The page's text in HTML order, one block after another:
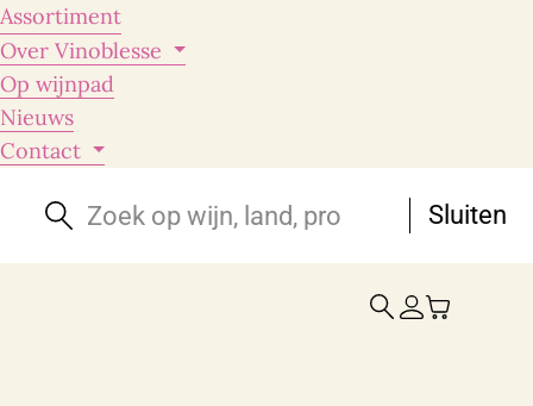
Assortiment
Over Vinoblesse
Op wijnpad
Nieuws
Contact
Sluiten